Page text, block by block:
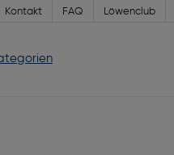
Kontakt FAQ Löwenclub